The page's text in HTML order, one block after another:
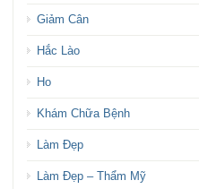
Giảm Cân
Hắc Lào
Ho
Khám Chữa Bệnh
Làm Đẹp
Làm Đẹp – Thẩm Mỹ